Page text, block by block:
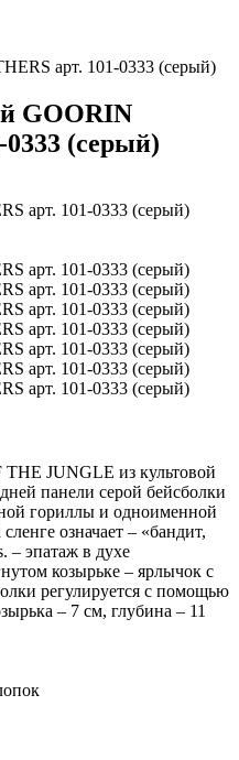
арт. 101-0333 (серый)
GOORIN
0333 (серый)
JUNGLE из культовой
панели серой бейсболки
гориллы и одноименной
означает – «бандит,
– эпатаж в духе
козырьке – ярлычок с
регулируется с помощью
– 7 см, глубина – 11